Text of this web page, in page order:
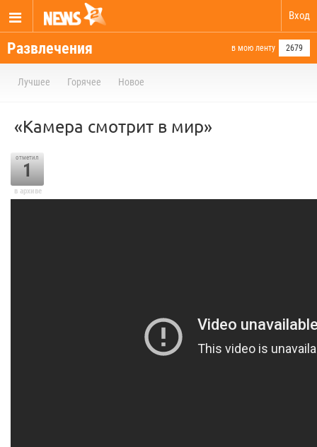
Вход
Развлечения в мою ленту 2679
Лучшее Горячее Новое
«Камера смотрит в мир»
отметил
1
в архиве